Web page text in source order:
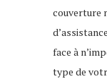
couverture
face à
type de